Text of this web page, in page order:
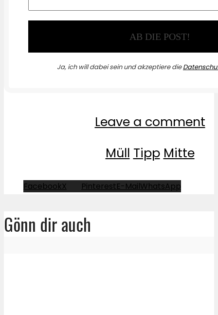
Ja, ich will dabei sein und akzeptiere die
Leave a comment
Müll Tipp Mitte
FacebookX PinterestE-MailWhatsApp
Gönn dir auch